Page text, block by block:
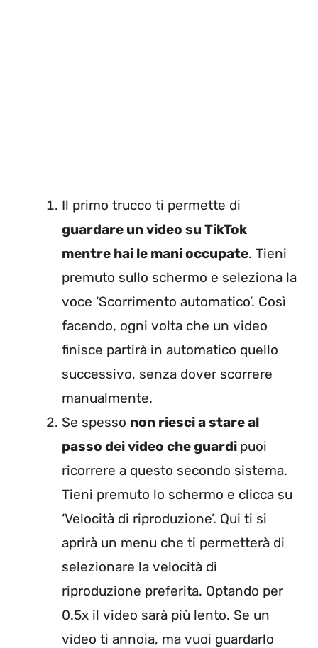
Il primo trucco ti permette di
guardare un video su TikTok
mentre hai le mani occupate. Tieni
premuto sullo schermo e seleziona la
voce ‘Scorrimento automatico’. Così
facendo, ogni volta che un video
finisce partirà in automatico quello
successivo, senza dover scorrere
manualmente.
Se spesso non riesci a stare al
passo dei video che guardi puoi
ricorrere a questo secondo sistema.
Tieni premuto lo schermo e clicca su
‘Velocità di riproduzione’. Qui ti si
aprirà un menu che ti permetterà di
selezionare la velocità di
riproduzione preferita. Optando per
0.5x il video sarà più lento. Se un
video ti annoia, ma vuoi guardarlo